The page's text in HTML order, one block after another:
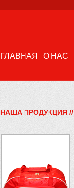
ГЛАВНАЯ О НАС
НАША ПРОДУКЦИЯ //